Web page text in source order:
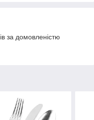
за домовленістю